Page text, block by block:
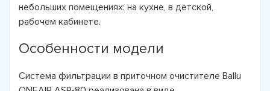
небольших помещениях: на кухне, в детской,
рабочем кабинете.
Особенности модели
Система фильтрации в приточном очистителе Ballu